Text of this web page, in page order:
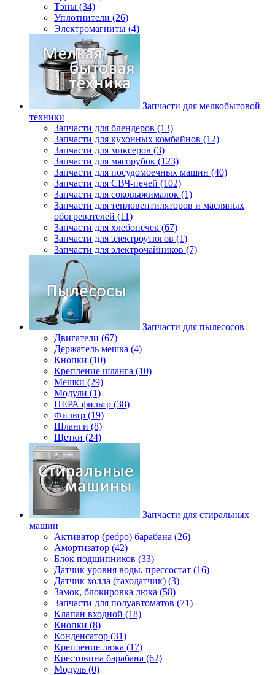
Тэны (34)
Уплотнители (26)
Электромагниты (4)
Запчасти для мелкобытовой
техники
Запчасти для блендеров (13)
Запчасти для кухонных комбайнов (12)
Запчасти для миксеров (3)
Запчасти для мясорубок (123)
Запчасти для посудомоечных машин (40)
Запчасти для СВЧ-печей (102)
Запчасти для соковыжималок (1)
Запчасти для тепловентиляторов и масляных
обогревателей (11)
Запчасти для хлебопечек (67)
Запчасти для электроутюгов (1)
Запчасти для электрочайников (7)
Запчасти для пылесосов
Двигатели (67)
Держатель мешка (4)
Кнопки (10)
Крепление шланга (10)
Мешки (29)
Модули (1)
НЕРА фильтр (38)
Фильтр (19)
Шланги (8)
Щетки (24)
Запчасти для стиральных
машин
Активатор (ребро) барабана (26)
Амортизатор (42)
Блок подшипников (33)
Датчик уровня воды, прессостат (16)
Датчик холла (таходатчик) (3)
Замок, блокировка люка (58)
Запчасти для полуавтоматов (71)
Клапан входной (18)
Кнопки (8)
Конденсатор (31)
Крепление люка (17)
Крестовина барабана (62)
Модуль (0)